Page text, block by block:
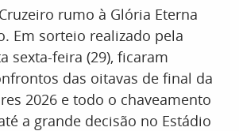
rumo à Glória Eterna
Em sorteio realizado pela
sexta-feira (29), ficaram
das oitavas de final da
2026 e todo o chaveamento
a grande decisão no Estádio